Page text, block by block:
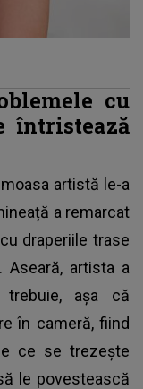
cu
întristează
artistă le-a
a remarcat
draperiile trase
Aseară, artista a
așa că
în cameră, fiind
ce se trezește
le povestească